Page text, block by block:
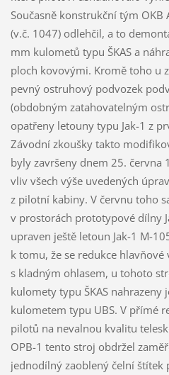
Současně konstrukční tým OKB
(v.č. 1047) odlehčil, a to
mm kulometů typu ŠKAS a
ploch kovovými. Kromě toho u
pevný ostruhový podvozek
(obdobným zatahovatelným
opatřeny letouny typu Jak-1 z
Závodní zkoušky takto
byly završeny dnem 25.
vliv všech výše uvedených
z pilotní kabiny. V červnu toho
v prostorách prototypové dílny
upraven ještě letoun Jak-1 M-
k tomu, že se redukce hlavňové
s kladným ohlasem, u tohoto
kulomety typu ŠKAS
kulometem typu UBS. V přímé
pilotů na nevalnou kvalitu
OPB-1 tento stroj obdržel
jednodílný zaoblený čelní